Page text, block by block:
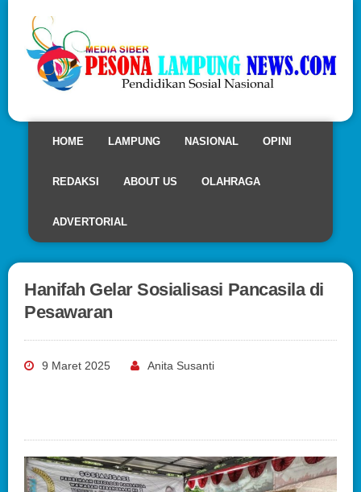
HOME LAMPUNG NASIONAL OPINI
REDAKSI ABOUT US OLAHRAGA
ADVERTORIAL
Hanifah Gelar Sosialisasi Pancasila di
Pesawaran
9 Maret 2025 Anita Susanti